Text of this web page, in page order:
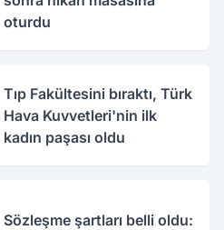
oturdu
Tıp Fakültesini bıraktı, Türk
Hava Kuvvetleri'nin ilk
kadın paşası oldu
Sözleşme şartları belli oldu: